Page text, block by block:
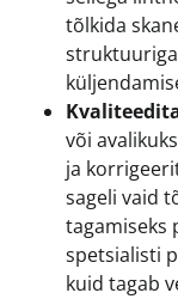
tõlkida
või
ja
sageli vaid
tagamiseks
spetsialisti
kuid tagab